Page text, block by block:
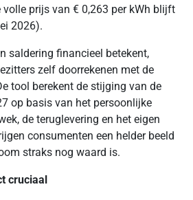
prijs van € 0,263 per kWh blijft
2026).
saldering financieel betekent,
zelf doorrekenen met de
tool berekent de stijging van de
op basis van het persoonlijke
de teruglevering en het eigen
consumenten een helder beeld
straks nog waard is.
cruciaal